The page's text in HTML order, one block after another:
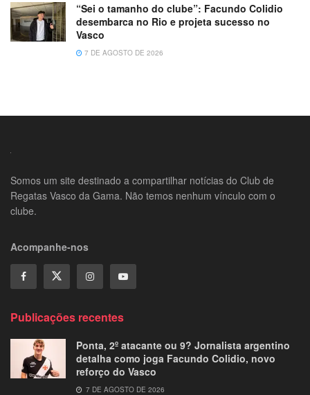
“Sei o tamanho do clube”: Facundo Colidio
desembarca no Rio e projeta sucesso no
Vasco
7 DE AGOSTO DE 2026
Somos um site destinado a compartilhar notícias do Club de
Regatas Vasco da Gama. Não temos nenhum vínculo com o
clube.
Acompanhe-nos
Publicações recentes
Ponta, 2º atacante ou 9? Jornalista argentino
detalha como joga Facundo Colidio, novo
reforço do Vasco
7 DE AGOSTO DE 2026